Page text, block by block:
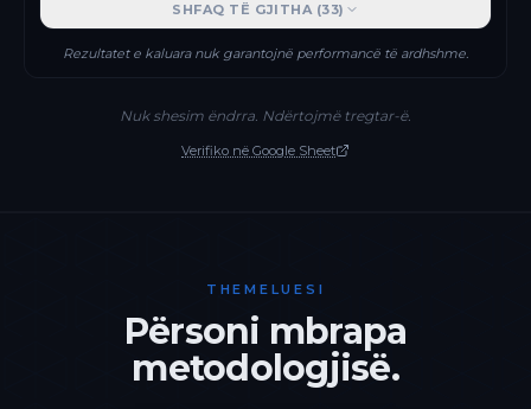
SHFAQ TË GJITHA (33)
Rezultatet e kaluara nuk garantojnë performancë të ardhshme.
Nuk shesim ëndrra. Ndërtojmë tregtar-ë.
Verifiko në Google Sheet
THEMELUESI
Përsoni mbrapa
metodologjisë.